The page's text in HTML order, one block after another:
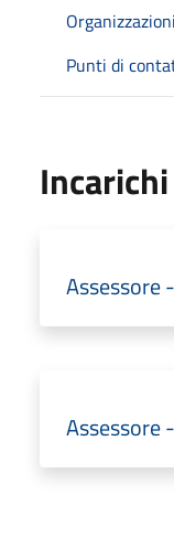
Organizzazioni
Punti di
Incarichi
Assessore
Assessore